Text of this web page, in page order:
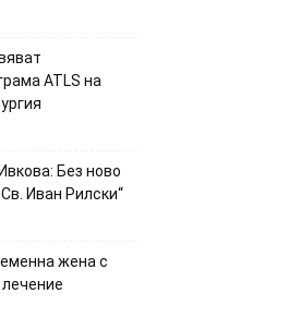
ATLS на
Без ново
Иван Рилски“
жена с